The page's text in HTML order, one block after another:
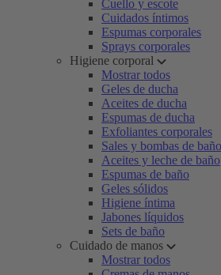
Cuello y escote
Cuidados íntimos
Espumas corporales
Sprays corporales
Higiene corporal
Mostrar todos
Geles de ducha
Aceites de ducha
Espumas de ducha
Exfoliantes corporales
Sales y bombas de baño
Aceites y leche de baño
Espumas de baño
Geles sólidos
Higiene íntima
Jabones líquidos
Sets de baño
Cuidado de manos
Mostrar todos